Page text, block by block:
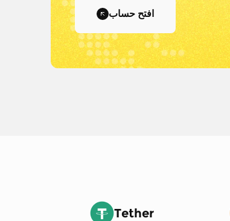
افتح حساب
Tether